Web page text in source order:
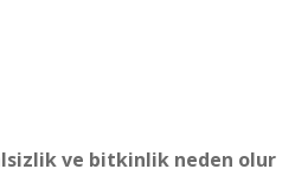
ve bitkinlik neden olur